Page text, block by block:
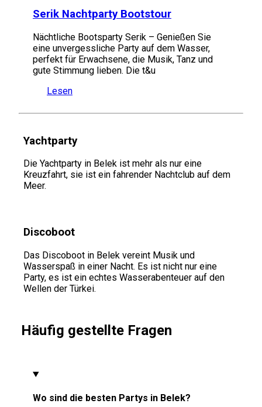
Serik Nachtparty Bootstour
Nächtliche Bootsparty Serik – Genießen Sie
eine unvergessliche Party auf dem Wasser,
perfekt für Erwachsene, die Musik, Tanz und
gute Stimmung lieben. Die t&u
Lesen
Yachtparty
Die Yachtparty in Belek ist mehr als nur eine
Kreuzfahrt, sie ist ein fahrender Nachtclub auf dem
Meer.
Discoboot
Das Discoboot in Belek vereint Musik und
Wasserspaß in einer Nacht. Es ist nicht nur eine
Party, es ist ein echtes Wasserabenteuer auf den
Wellen der Türkei.
Häufig gestellte Fragen
Wo sind die besten Partys in Belek?